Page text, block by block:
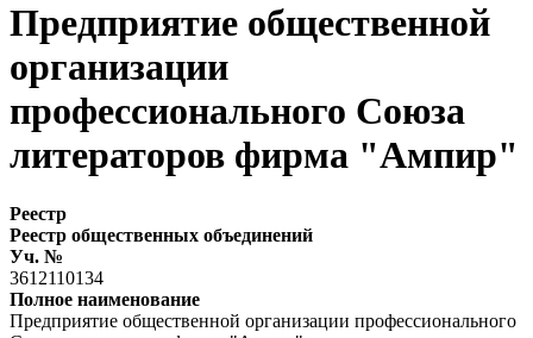
Предприятие общественной
организации
профессионального Союза
литераторов фирма "Ампир"
Реестр
Реестр общественных объединений
Уч. №
3612110134
Полное наименование
Предприятие общественной организации профессионального